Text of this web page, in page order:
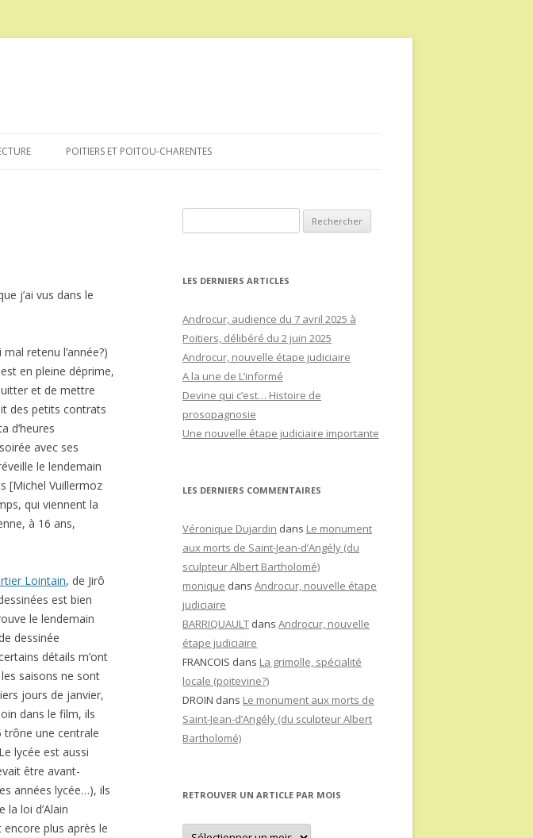
au POITIERS ET POITOU-CHARENTES
j’ai vus dans le
retenu l’année?)
en pleine déprime,
et de mettre
des petits contrats
d’heures
avec ses
le lendemain
[Michel Vuillermoz
qui viennent la
à 16 ans,
Lointain, de Jirô
est bien
le lendemain
dessinée
détails m’ont
saisons ne sont
jours de janvier,
dans le film, ils
trône une centrale
lycée est aussi
être avant-
années lycée…), ils
loi d’Alain
encore plus après le
LES DERNIERS ARTICLES
Androcur, audience du 7 avril 2025 à
Poitiers, délibéré du 2 juin 2025
Androcur, nouvelle étape judiciaire
A la une de L’informé
Devine qui c’est… Histoire de
prosopagnosie
Une nouvelle étape judiciaire importante
LES DERNIERS COMMENTAIRES
Véronique Dujardin dans Le monument
aux morts de Saint-Jean-d’Angély (du
sculpteur Albert Bartholomé)
monique dans Androcur, nouvelle étape
judiciaire
BARRIQUAULT dans Androcur, nouvelle
étape judiciaire
FRANCOIS dans La grimolle, spécialité
locale (poitevine?)
DROIN dans Le monument aux morts de
Saint-Jean-d’Angély (du sculpteur Albert
Bartholomé)
RETROUVER UN ARTICLE PAR MOIS
Retrouver